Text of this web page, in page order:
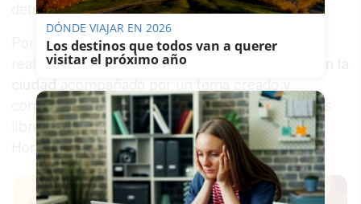
detectadas.
Por parte de la Delegación de Juventud se ha
realizado unvídeo con los muros existentes en la
acompañado por un tema creado y
compuesto en exclusiva para el programa Muros
libres por el joven Mc jerezano Isaac Martín
Hortas, más conocido comoAkamikaze NKL.
DÓNDE VIAJAR EN 2026
Los destinos que todos van a querer
visitar el próximo año